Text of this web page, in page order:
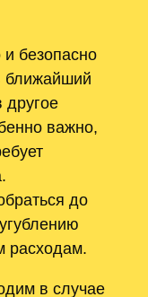
и безопасно
ближайший
другое
важно,
до
расходам.
в случае